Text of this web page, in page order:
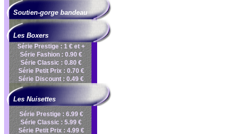
Soutien-gorge bandeau
Les Boxers
Série Prestige : 1 € et +
Série Fashion : 0.90 €
Série Classic : 0.80 €
Série Petit Prix : 0.70 €
Série Discount : 0.49 €
Les Nuisettes
Série Prestige : 6.99 €
Série Classic : 5.99 €
Série Petit Prix : 4.99 €